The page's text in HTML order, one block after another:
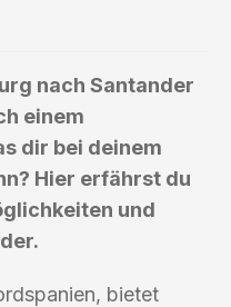
nach Santander
einem
dir bei deinem
Hier erfährst du
und
bietet